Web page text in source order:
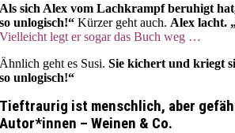
Als sich Alex vom Lachkrampf beruhigt
so unlogisch!“ Kürzer geht auch. Alex lacht.
Vielleicht legt er sogar das Buch weg …
Ähnlich geht es Susi.Sie kichert und kriegt
so unlogisch!“
Tieftraurig ist menschlich, aber
Autor*innen – Weinen & Co.